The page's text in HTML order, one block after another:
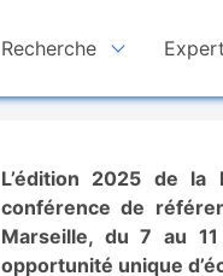
Recherche
L’édition 2025 de la
conférence de
Marseille, du 7 au
opportunité unique